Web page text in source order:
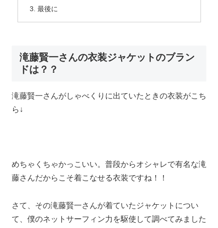
最後に
滝藤賢一さんの衣装ジャケットのブラン
ドは？？
滝藤賢一さんがしゃべくりに出ていたときの衣装がこち
ら↓
めちゃくちゃかっこいい。普段からオシャレで有名な滝
藤さんだからこそ着こなせる衣装ですね！！
さて、その滝藤賢一さんが着ていたジャケットについ
て、僕のネットサーフィン力を駆使して調べてみました